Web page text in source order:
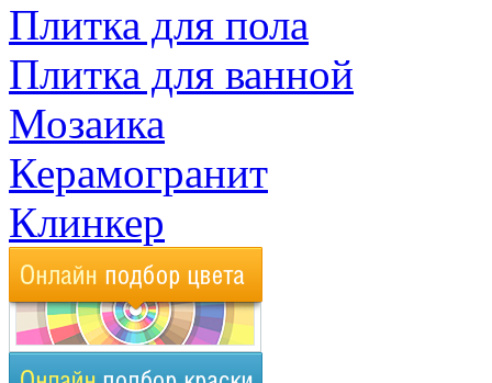
Плитка для пола
Плитка для ванной
Мозаика
Керамогранит
Клинкер